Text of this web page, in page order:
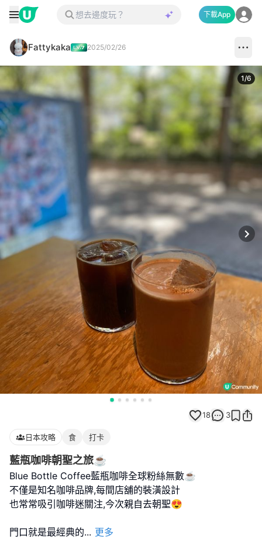
下載App
Fattykaka 2025/02/26
1/6
18 3
日本攻略 食 打卡
藍瓶咖啡朝聖之旅☕
Blue Bottle Coffee藍瓶咖啡全球粉絲無數☕️
不僅是知名咖啡品牌,每間店舖的裝潢設計
也常常吸引咖啡迷關注,今次親自去朝聖😍
門口就是最經典的... 更多